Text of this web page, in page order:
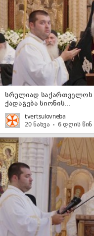
სრულიად საქართველოს
ქადაგება სიონის...
tvertsulovneba
20 ნახვა
6 დღის წინ